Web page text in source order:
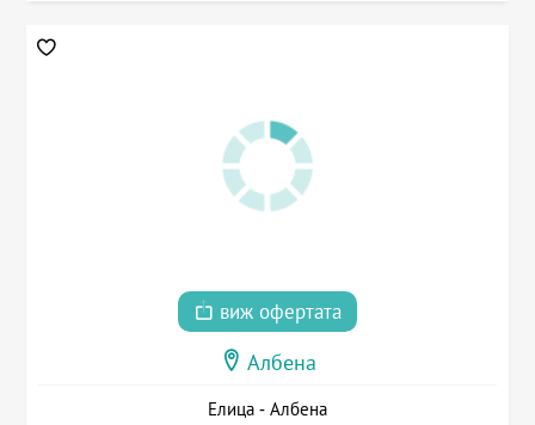
виж офертата
Албена
Елица - Албена